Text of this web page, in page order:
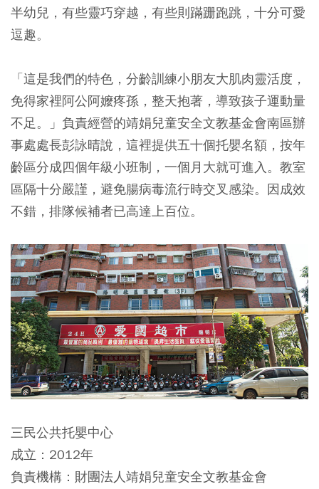
半幼兒，有些靈巧穿越，有些則蹣跚跑跳，十分可愛
逗趣。
「這是我們的特色，分齡訓練小朋友大肌肉靈活度，
免得家裡阿公阿嬤疼孫，整天抱著，導致孩子運動量
不足。」負責經營的靖娟兒童安全文教基金會南區辦
事處處長彭詠晴說，這裡提供五十個托嬰名額，按年
齡區分成四個年級小班制，一個月大就可進入。教室
區隔十分嚴謹，避免腸病毒流行時交叉感染。因成效
不錯，排隊候補者已高達上百位。
三民公共托嬰中心
成立：2012年
負責機構：財團法人靖娟兒童安全文教基金會